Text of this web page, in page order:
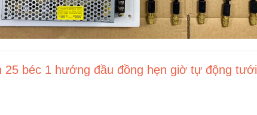
25 béc 1 hướng đầu đồng hẹn giờ tự động tưới